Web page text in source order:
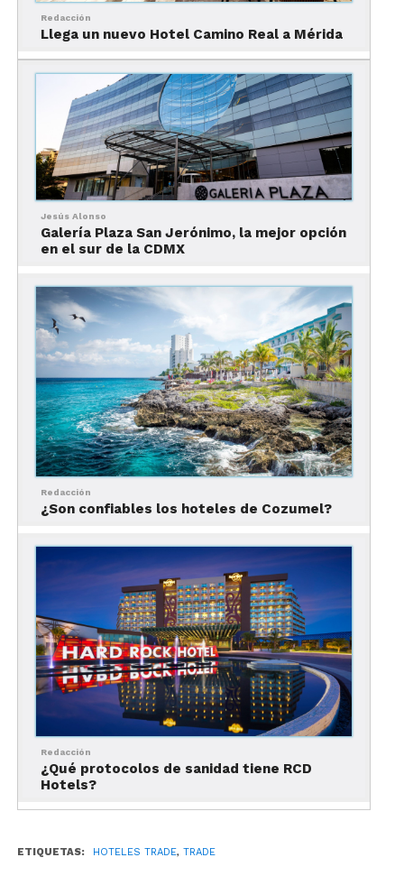
Redacción
Llega un nuevo Hotel Camino Real a Mérida
Jesús Alonso
Galería Plaza San Jerónimo, la mejor opción
en el sur de la CDMX
Redacción
¿Son confiables los hoteles de Cozumel?
Redacción
¿Qué protocolos de sanidad tiene RCD
Hotels?
ETIQUETAS: HOTELES TRADE, TRADE